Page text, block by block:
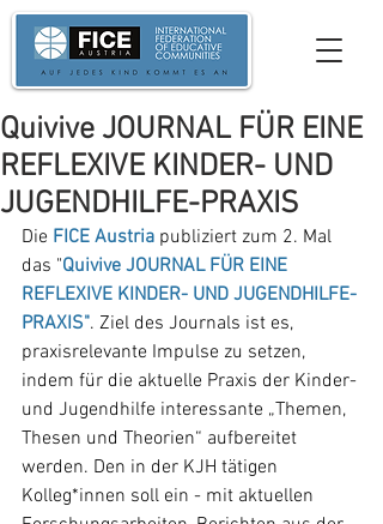
Quivive JOURNAL FÜR EINE
REFLEXIVE KINDER- UND
JUGENDHILFE-PRAXIS
Die FICE Austria publiziert zum 2. Mal
das "Quivive JOURNAL FÜR EINE
REFLEXIVE KINDER- UND JUGENDHILFE-
PRAXIS". Ziel des Journals ist es,
praxisrelevante Impulse zu setzen,
indem für die aktuelle Praxis der Kinder-
und Jugendhilfe interessante „Themen,
Thesen und Theorien“ aufbereitet
werden. Den in der KJH tätigen
Kolleg*innen soll ein - mit aktuellen